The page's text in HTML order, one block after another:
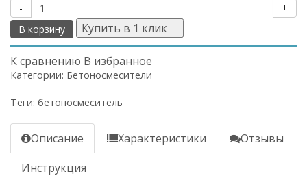
-
+
В корзину
Купить в 1 клик
К сравнению В избранное
Категории: Бетоносмесители
Теги: бетоносмеситель
Описание Характеристики
Отзывы
Инструкция